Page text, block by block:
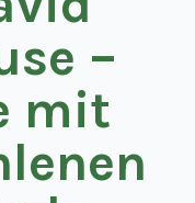
–
mit